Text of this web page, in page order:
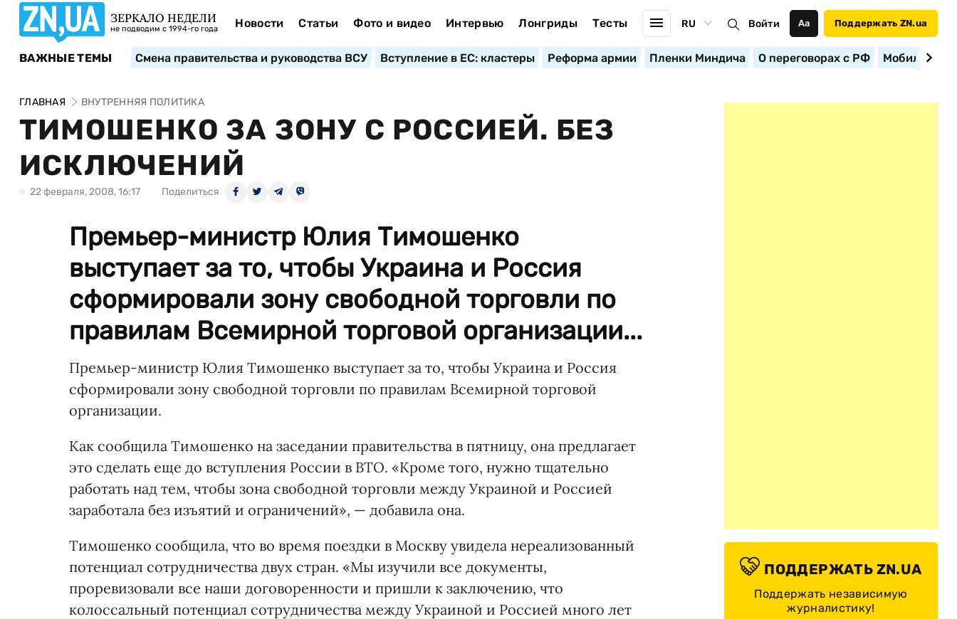
ЗЕРКАЛО НЕДЕЛИ
не подводим с 1994-го года Новости Статьи Фото и видео Интервью Лонгриды Тесты RU Войти Аа Поддержать ZN.ua
ВАЖНЫЕ ТЕМЫ Смена правительства и руководства ВСУ Вступление в ЕС: кластеры Реформа армии Пленки Миндича О переговорах с РФ
ГЛАВНАЯ ВНУТРЕННЯЯ ПОЛИТИКА
ТИМОШЕНКО ЗА ЗОНУ С РОССИЕЙ. БЕЗ
ИСКЛЮЧЕНИЙ
22 февраля, 2008, 16:17 Поделиться
Премьер-министр Юлия Тимошенко
выступает за то, чтобы Украина и Россия
сформировали зону свободной торговли по
правилам Всемирной торговой организации...
Премьер-министр Юлия Тимошенко выступает за то, чтобы Украина и Россия
сформировали зону свободной торговли по правилам Всемирной торговой
организации.
Как сообщила Тимошенко на заседании правительства в пятницу, она предлагает
это сделать еще до вступления России в ВТО. «Кроме того, нужно тщательно
работать над тем, чтобы зона свободной торговли между Украиной и Россией
заработала без изъятий и ограничений», — добавила она.
Тимошенко сообщила, что во время поездки в Москву увидела нереализованный
потенциал сотрудничества двух стран. «Мы изучили все документы,
проревизовали все наши договоренности и пришли к заключению, что
колоссальный потенциал сотрудничества между Украиной и Россией много лет
ПОДДЕРЖАТЬ ZN.UA
Поддержать независимую
журналистику!